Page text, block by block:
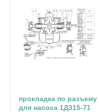
прокладка по разъему
для насоса 1Д315-71